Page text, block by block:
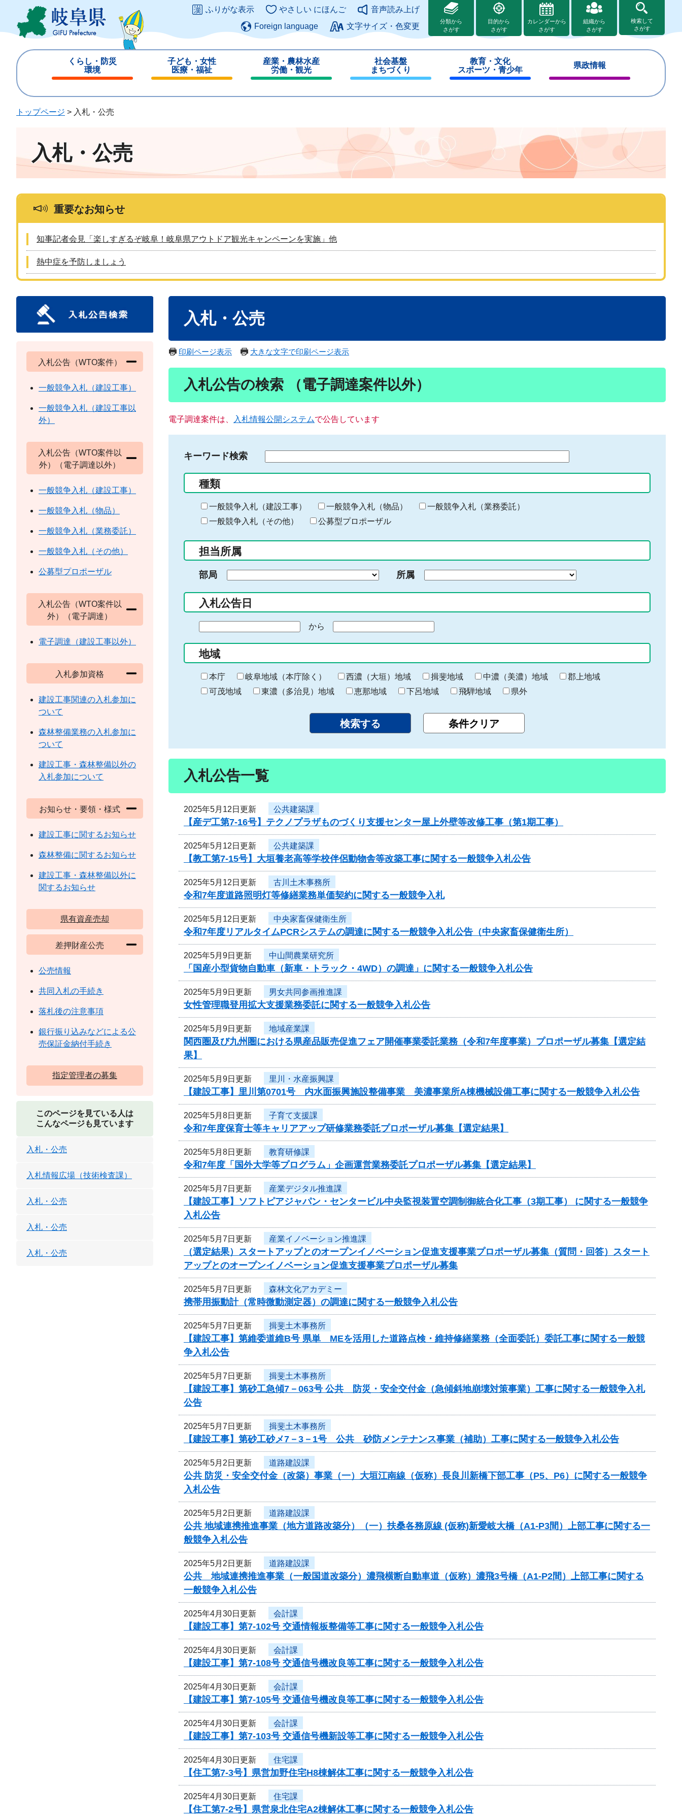
ジ
ュ
このページの本文へ
ふりがな表示 やさしい にほんご
音声読み上げ
Foreign language
文字サイズ・色変更
分類から
さがす
目的から
さがす
カレンダーから
さがす
組織から
さがす
検索して
さがす
くらし・防災
環境
じ
子ども・女性
医療・福祉
じ
産業・農林水産
労働・観光
じ
社会基盤
まちづくり
じ
教育・文化
スポーツ・青少年
じ
県政情報
じ
トップページ > 入札・公売
入札・公売
重要なお知らせ
知事記者会見「楽しすぎるぞ岐阜！岐阜県アウトドア観光キャンペーンを実施」他
熱中症を予防しましょう
入札・公売
印刷ページ表示 大きな文字で印刷ページ表示
入札公告の検索 （電子調達案件以外）
電子調達案件は、 入札情報公開システムで公告しています
キーワード検索
る
キ
ー
ー
入
力
種類
一般競争入札（建設工事） 一般競争入札（物品）
一般競争入札（業務委託）
一般競争入札（その他）
公募型プロポーザル
担当所属
部局 所属
入札公告日
の
始
ま
り
から
終
わ
り
地域
本庁 岐阜地域（本庁除く） 西濃（大垣）地域 揖斐地域 中濃（美濃）地域
郡上地域
可茂地域
東濃（多治見）地域 恵那地域 下呂地域 飛騨地域 県外
入札公告一覧
2025年5月12日更新 公共建築課
【産デ工第7-16号】テクノプラザものづくり支援センター屋上外壁等改修工事（第1期工事）
2025年5月12日更新 公共建築課
【教工第7-15号】大垣養老高等学校伴侶動物舎等改築工事に関する一般競争入札公告
2025年5月12日更新 古川土木事務所
令和7年度道路照明灯等修繕業務単価契約に関する一般競争入札
2025年5月12日更新 中央家畜保健衛生所
令和7年度リアルタイムPCRシステムの調達に関する一般競争入札公告（中央家畜保健衛生所）
2025年5月9日更新 中山間農業研究所
「国産小型貨物自動車（新車・トラック・4WD）の調達」に関する一般競争入札公告
2025年5月9日更新 男女共同参画推進課
女性管理職登用拡大支援業務委託に関する一般競争入札公告
2025年5月9日更新 地域産業課
関西圏及び九州圏における県産品販売促進フェア開催事業委託業務（令和7年度事業）プロポーザル募集【選定結
果】
2025年5月9日更新 里川・水産振興課
【建設工事】里川第0701号 内水面振興施設整備事業 美濃事業所A棟機械設備工事に関する一般競争入札公告
2025年5月8日更新 子育て支援課
令和7年度保育士等キャリアアップ研修業務委託プロポーザル募集【選定結果】
2025年5月8日更新 教育研修課
令和7年度「国外大学等プログラム」企画運営業務委託プロポーザル募集【選定結果】
2025年5月7日更新 産業デジタル推進課
【建設工事】ソフトピアジャパン・センタービル中央監視装置空調制御統合化工事（3期工事） に関する一般競争
入札公告
2025年5月7日更新 産業イノベーション推進課
（選定結果）スタートアップとのオープンイノベーション促進支援事業プロポーザル募集（質問・回答）スタート
アップとのオープンイノベーション促進支援事業プロポーザル募集
2025年5月7日更新 森林文化アカデミー
携帯用振動計（常時微動測定器）の調達に関する一般競争入札公告
2025年5月7日更新 揖斐土木事務所
【建設工事】第維委道維B号 県単 MEを活用した道路点検・維持修繕業務（全面委託）委託工事に関する一般競
争入札公告
2025年5月7日更新 揖斐土木事務所
【建設工事】第砂工急傾7－063号 公共 防災・安全交付金（急傾斜地崩壊対策事業）工事に関する一般競争入札
公告
2025年5月7日更新 揖斐土木事務所
【建設工事】第砂工砂メ7－3－1号 公共 砂防メンテナンス事業（補助）工事に関する一般競争入札公告
2025年5月2日更新 道路建設課
公共 防災・安全交付金（改築）事業（一）大垣江南線（仮称）長良川新橋下部工事（P5、P6）に関する一般競争
入札公告
2025年5月2日更新 道路建設課
公共 地域連携推進事業（地方道路改築分）（一）扶桑各務原線 (仮称)新愛岐大橋（A1-P3間）上部工事に関する一
般競争入札公告
2025年5月2日更新 道路建設課
公共 地域連携推進事業（一般国道改築分）濃飛横断自動車道（仮称）濃飛3号橋（A1-P2間）上部工事に関する
一般競争入札公告
2025年4月30日更新 会計課
【建設工事】第7-102号 交通情報板整備等工事に関する一般競争入札公告
2025年4月30日更新 会計課
【建設工事】第7-108号 交通信号機改良等工事に関する一般競争入札公告
2025年4月30日更新 会計課
【建設工事】第7-105号 交通信号機改良等工事に関する一般競争入札公告
2025年4月30日更新 会計課
【建設工事】第7-103号 交通信号機新設等工事に関する一般競争入札公告
2025年4月30日更新 住宅課
【住工第7-3号】県営加野住宅H8棟解体工事に関する一般競争入札公告
2025年4月30日更新 住宅課
【住工第7-2号】県営泉北住宅A2棟解体工事に関する一般競争入札公告
入札公告（WTO案件）
一般競争入札（建設工事）
一般競争入札（建設工事以
外）
入札公告（WTO案件以
外）（電子調達以外）
一般競争入札（建設工事）
一般競争入札（物品）
一般競争入札（業務委託）
一般競争入札（その他）
公募型プロポーザル
入札公告（WTO案件以
外）（電子調達）
電子調達（建設工事以外）
入札参加資格
建設工事関連の入札参加に
ついて
森林整備業務の入札参加に
ついて
建設工事・森林整備以外の
入札参加について
お知らせ・要領・様式
建設工事に関するお知らせ
森林整備に関するお知らせ
建設工事・森林整備以外に
関するお知らせ
県有資産売却
差押財産公売
公売情報
共同入札の手続き
落札後の注意事項
銀行振り込みなどによる公
売保証金納付手続き
指定管理者の募集
このページを見ている人は
こんなページも見ています
入札・公売
入札情報広場（技術検査課）
入札・公売
入札・公売
入札・公売